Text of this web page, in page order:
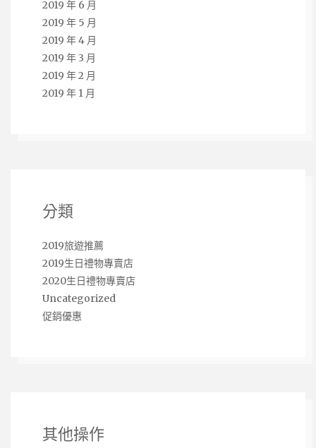
2019 年 6 月
2019 年 5 月
2019 年 4 月
2019 年 3 月
2019 年 2 月
2019 年 1 月
分類
2019旅遊推薦
2019生日禮物專賣店
2020生日禮物專賣店
Uncategorized
促銷優惠
其他操作